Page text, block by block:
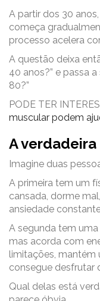
A partir dos 30
começa
processo acelera
A questão deixa
40 anos?” e passa
80?”
PODE TER
muscular podem
A
Imagine duas
A primeira tem um
cansada, dorme
ansiedade
A segunda tem
mas acorda com
limitações, mantém
consegue desfrutar
Qual delas está